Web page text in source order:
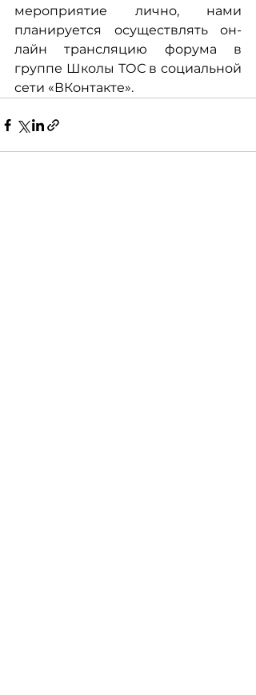
мероприятие лично, нами
планируется осуществлять он-
лайн трансляцию форума в
группе Школы ТОС в социальной
сети «ВКонтакте».